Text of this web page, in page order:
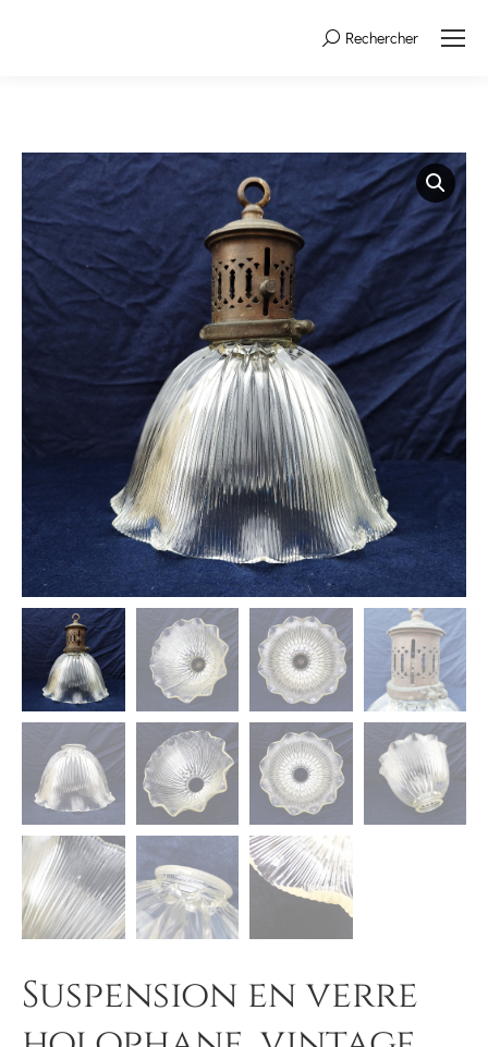
Search:Rechercher
Suspension en verre